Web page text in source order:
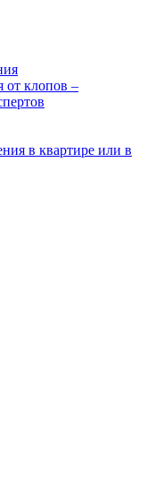
от клопов –
в квартире или в